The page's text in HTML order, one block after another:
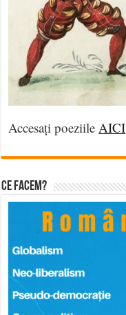
Accesați poeziile AICI
Ce facem?